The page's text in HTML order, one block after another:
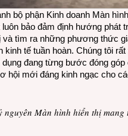
bộ phận Kinh doanh Màn
bảo đảm định hướng phát
tìm ra những phương thức
tế tuần hoàn. Chúng tôi
đang từng bước đóng
mới đáng kinh ngạc cho
nguyên Màn hình hiển thị